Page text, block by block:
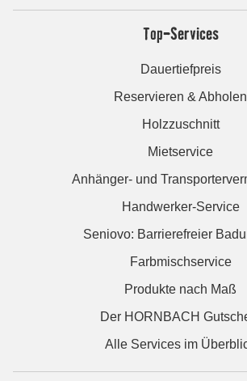
Top-Services
Dauertiefpreis
Reservieren & Abholen
Holzzuschnitt
Mietservice
Anhänger- und
Handwerker-Service
Seniovo: Barrierefreier
Farbmischservice
Produkte nach Maß
Der HORNBACH
Alle Services im